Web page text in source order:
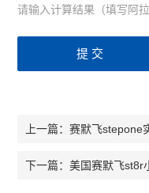
请输入计算结果（填写阿
上一篇：赛默飞stepone
下一篇：美国赛默飞st8r